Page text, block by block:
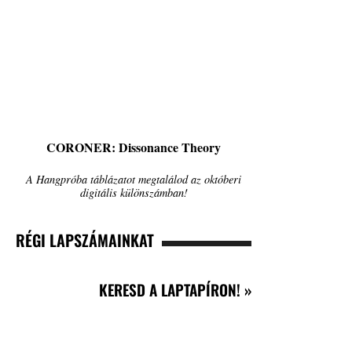
CORONER: Dissonance Theory
A Hangpróba táblázatot megtalálod az októberi
digitális különszámban!
RÉGI LAPSZÁMAINKAT
KERESD A LAPTAPÍRON! »